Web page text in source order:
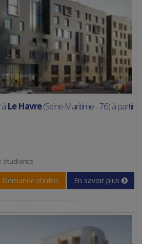
à Le Havre(Seine-Maritime - 76) à partir
étudiante
Demande d'infos En savoir plus